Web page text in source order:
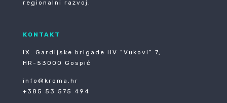
regionalni razvoj.
KONTAKT
IX. Gardijske brigade HV ”Vukovi” 7,
HR-53000 Gospić
info@kroma.hr
+385 53 575 494